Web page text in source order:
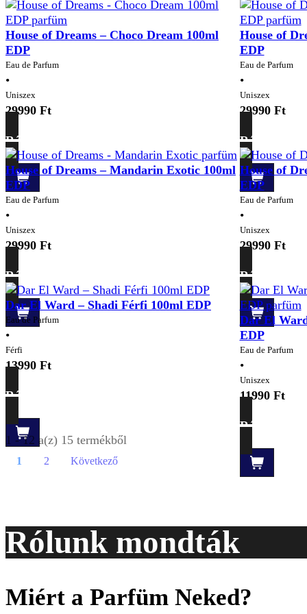
House of Dreams – Choco Dream 100ml
EDP
Eau de Parfum
•
Uniszex
29990 Ft
Részletek
House of
EDP
Eau de Parfum
•
Uniszex
29990 Ft
Részletek
House of Dreams – Mandarin Exotic 100ml
EDP
Eau de Parfum
•
Uniszex
29990 Ft
Részletek
House of
EDP
Eau de Parfum
•
Uniszex
29990 Ft
Részletek
Dar El Ward – Shadi Férfi 100ml EDP
Eau de Parfum
•
Férfi
13990 Ft
Részletek
Dar El
EDP
Eau de Parfum
•
Uniszex
11990 Ft
Részletek
1 - 12 a(z) 15 termékből
1 2 Következő
Rólunk mondták
Miért a Parfüm Neked?